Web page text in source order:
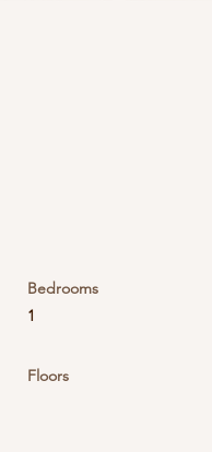
Bedrooms
1
Floors